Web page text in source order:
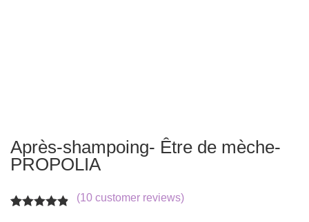
Après-shampoing- Être de mèche-
PROPOLIA
(10 customer reviews)